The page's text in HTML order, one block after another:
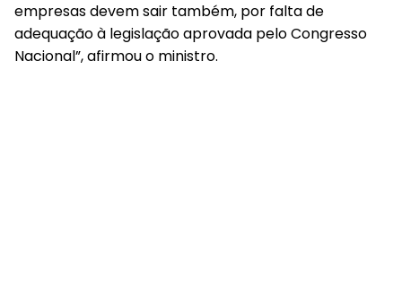
empresas devem sair também, por falta de
adequação à legislação aprovada pelo Congresso
Nacional”, afirmou o ministro.